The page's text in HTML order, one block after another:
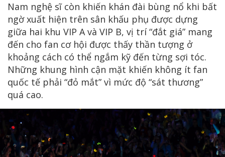
Nam nghệ sĩ còn khiến khán đài bùng nổ khi bất
ngờ xuất hiện trên sân khấu phụ được dựng
giữa hai khu VIP A và VIP B, vị trí “đắt giá” mang
đến cho fan cơ hội được thấy thần tượng ở
khoảng cách có thể ngắm kỹ đến từng sợi tóc.
Những khung hình cận mặt khiến không ít fan
quốc tế phải “đỏ mắt” vì mức độ “sát thương”
quá cao.